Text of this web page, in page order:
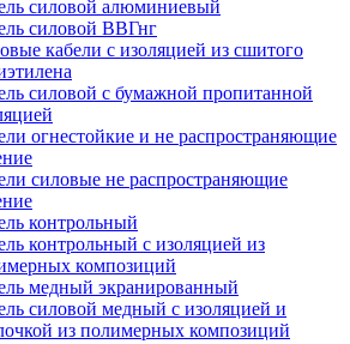
силовой алюминиевый
силовой ВВГнг
кабели с изоляцией из сшитого
силовой с бумажной пропитанной
огнестойкие и не распространяющие
силовые не распространяющие
контрольный
контрольный с изоляцией из
композиций
медный экранированный
силовой медный с изоляцией и
из полимерных композиций